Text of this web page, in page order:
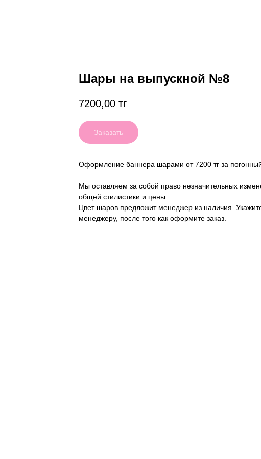
Шары на выпускной №8
7200,00 тг
Заказать
Оформление баннера шарами от 7200 тг за
Мы оставляем за собой право незначительных
общей стилистики и цены
Цвет шаров предложит менеджер из наличия.
менеджеру, после того как оформите заказ.